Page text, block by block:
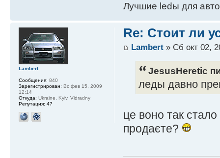
Лучшие ledы для
Re: Стоит ли
Lambert» Сб окт 02,
JesusHeretic
леды давно
це воно так
продаєте?
Lambert
Сообщения: 840
Зарегистрирован: Вс фев 15, 2009
12:14
Откуда: Ukraine, Kyiv, Vidradny
Репутация: 47